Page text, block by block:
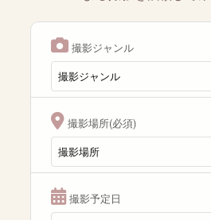
撮影ジャンル
撮影場所(必須)
撮影予定日